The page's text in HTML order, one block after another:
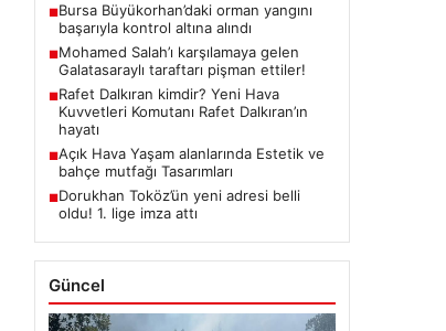
■Bursa Büyükorhan’daki orman yangını
başarıyla kontrol altına alındı
■Mohamed Salah’ı karşılamaya gelen
Galatasaraylı taraftarı pişman ettiler!
■Rafet Dalkıran kimdir? Yeni Hava
Kuvvetleri Komutanı Rafet Dalkıran’ın
hayatı
■Açık Hava Yaşam alanlarında Estetik ve
bahçe mutfağı Tasarımları
■Dorukhan Toköz’ün yeni adresi belli
oldu! 1. lige imza attı
Güncel